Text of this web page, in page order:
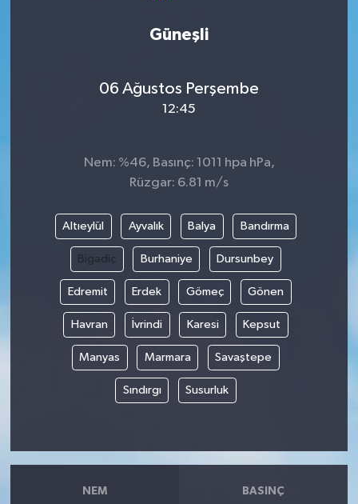
Güneşli
06 Ağustos Perşembe
12:45
Nem: %46, Basınç: 1011 hpa hPa,
Rüzgar: 6.81 m/s
Altıeylül Ayvalık Balya Bandırma
Bigadiç Burhaniye Dursunbey
Edremit Erdek Gömeç Gönen
Havran İvrindi Karesi Kepsut
Manyas Marmara Savaştepe
Sındırgı Susurluk
NEM BASINÇ